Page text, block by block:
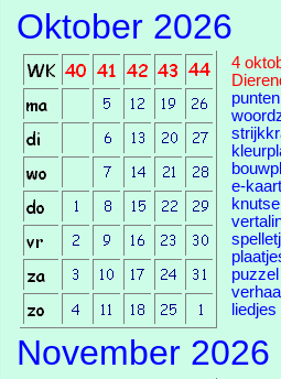
Oktober 2026
4
e-
puzzel
liedjes
November 2026